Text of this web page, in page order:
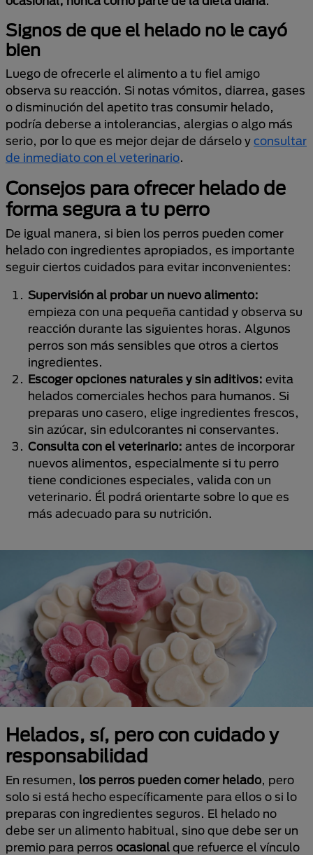
Signos de que el helado no le cayó
bien
Luego de ofrecerle el alimento a tu fiel amigo
observa su reacción. Si notas vómitos, diarrea, gases
o disminución del apetito tras consumir helado,
podría deberse a intolerancias, alergias o algo más
serio, por lo que es mejor dejar de dárselo y consultar
de inmediato con el veterinario.
Consejos para ofrecer helado de
forma segura a tu perro
De igual manera, si bien los perros pueden comer
helado con ingredientes apropiados, es importante
seguir ciertos cuidados para evitar inconvenientes:
Supervisión al probar un nuevo alimento:
empieza con una pequeña cantidad y observa su
reacción durante las siguientes horas. Algunos
perros son más sensibles que otros a ciertos
ingredientes.
Escoger opciones naturales y sin aditivos: evita
helados comerciales hechos para humanos. Si
preparas uno casero, elige ingredientes frescos,
sin azúcar, sin edulcorantes ni conservantes.
Consulta con el veterinario: antes de incorporar
nuevos alimentos, especialmente si tu perro
tiene condiciones especiales, valida con un
veterinario. Él podrá orientarte sobre lo que es
más adecuado para su nutrición.
Helados, sí, pero con cuidado y
responsabilidad
En resumen, los perros pueden comer helado, pero
solo si está hecho específicamente para ellos o si lo
preparas con ingredientes seguros. El helado no
debe ser un alimento habitual, sino que debe ser un
premio para perros ocasional que refuerce el vínculo